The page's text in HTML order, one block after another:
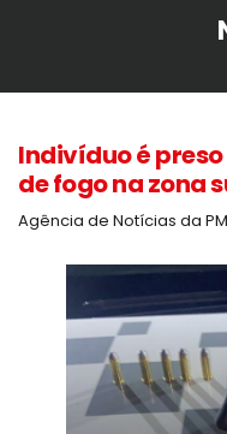
Indivíduo é
de fogo na zona
Agência de Notícias da